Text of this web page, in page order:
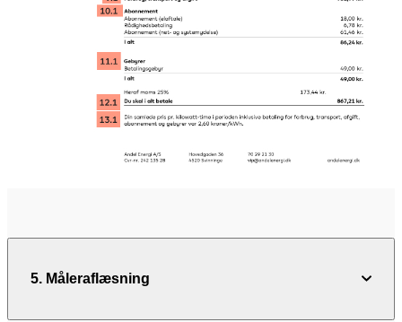
5. Måleraflæsning